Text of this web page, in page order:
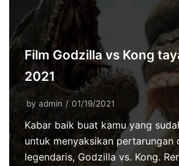
Film Godzilla vs Kong
2021
by admin 01/19/2021
Kabar baik buat kamu yang
untuk menyaksikan pertarungan
legendaris, Godzilla vs. Kong.